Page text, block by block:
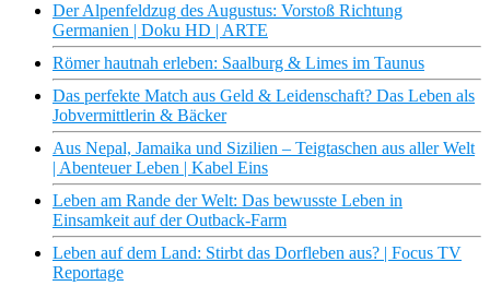
Der Alpenfeldzug des Augustus: Vorstoß Richtung
Germanien | Doku HD | ARTE
Römer hautnah erleben: Saalburg & Limes im Taunus
Das perfekte Match aus Geld & Leidenschaft? Das Leben als
Jobvermittlerin & Bäcker
Aus Nepal, Jamaika und Sizilien – Teigtaschen aus aller Welt
| Abenteuer Leben | Kabel Eins
Leben am Rande der Welt: Das bewusste Leben in
Einsamkeit auf der Outback-Farm
Leben auf dem Land: Stirbt das Dorfleben aus? | Focus TV
Reportage